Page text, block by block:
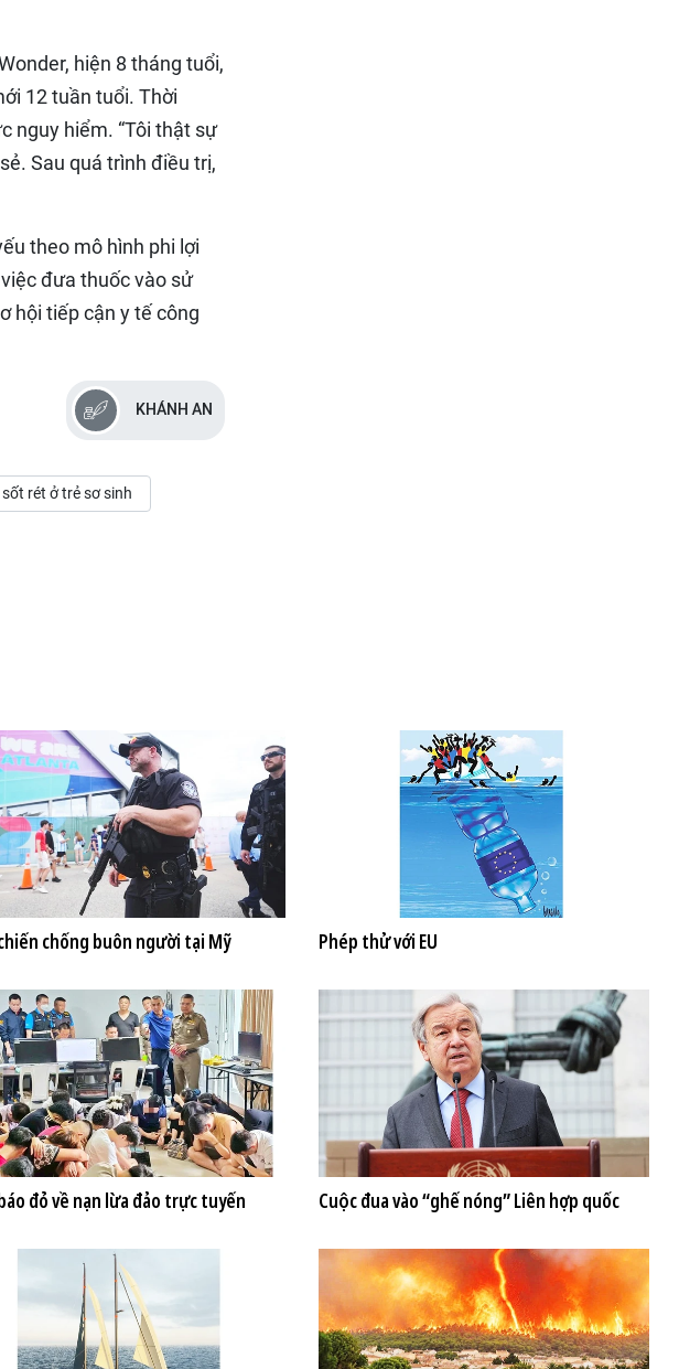
hiện 8 tháng tuổi,
12 tuần tuổi. Thời
nguy hiểm. “Tôi thật sự
Sau quá trình điều trị,
theo mô hình phi lợi
đưa thuốc vào sử
hội tiếp cận y tế công
KHÁNH AN
rét ở trẻ sơ sinh
chống buôn người tại Mỹ Phép thử với EU
đỏ về nạn lừa đảo trực tuyến Cuộc đua vào “ghế nóng” Liên hợp quốc